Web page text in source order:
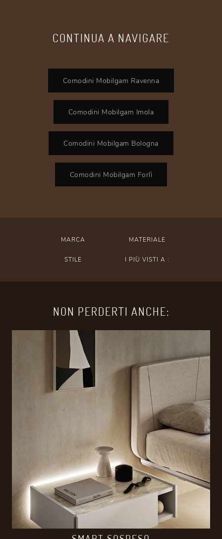
CONTINUA A NAVIGARE
Comodini Mobilgam Ravenna
Comodini Mobilgam Imola
Comodini Mobilgam Bologna
Comodini Mobilgam Forlì
MARCA MATERIALE
STILE I PIÙ VISTI A :
NON PERDERTI ANCHE: